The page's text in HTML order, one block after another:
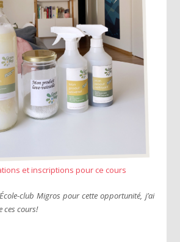
et inscriptions pour ce cours
club Migros pour cette opportunité, j’ai
ces cours!